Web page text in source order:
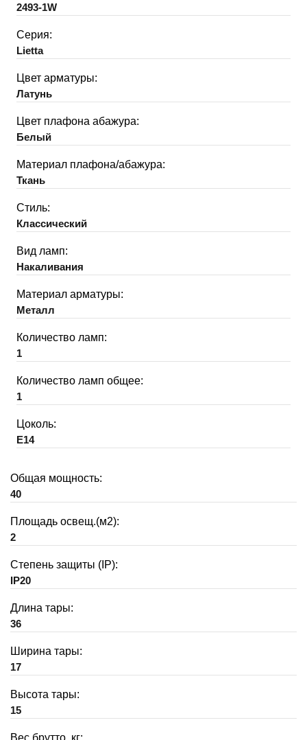
2493-1W
Серия:
Lietta
Цвет арматуры:
Латунь
Цвет плафона абажура:
Белый
Материал плафона/абажура:
Ткань
Стиль:
Классический
Вид ламп:
Накаливания
Материал арматуры:
Металл
Количество ламп:
1
Количество ламп общее:
1
Цоколь:
E14
Общая мощность:
40
Площадь освещ.(м2):
2
Степень защиты (IP):
IP20
Длина тары:
36
Ширина тары:
17
Высота тары:
15
Вес брутто, кг: